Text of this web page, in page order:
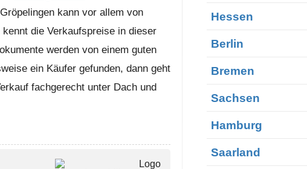
kann vor allem von
die Verkaufspreise in dieser
werden von einem guten
ein Käufer gefunden, dann geht
fachgerecht unter Dach und
Hessen
Berlin
Bremen
Sachsen
Hamburg
Saarland